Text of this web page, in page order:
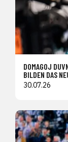
DOMAGOJ
BILDEN DAS
30.07.26